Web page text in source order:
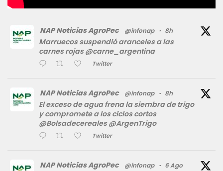
NAP Noticias AgroPec @infonap · 8h
Marruecos suspendió aranceles a las
carnes rojas @carne_argentina
Twitter
NAP Noticias AgroPec @infonap · 8h
El exceso de agua frena la siembra de trigo
y compromete a los ciclos cortos
@Bolsadecereales @ArgenTrigo
Twitter
NAP Noticias AgroPec @infonap · 6 Ago